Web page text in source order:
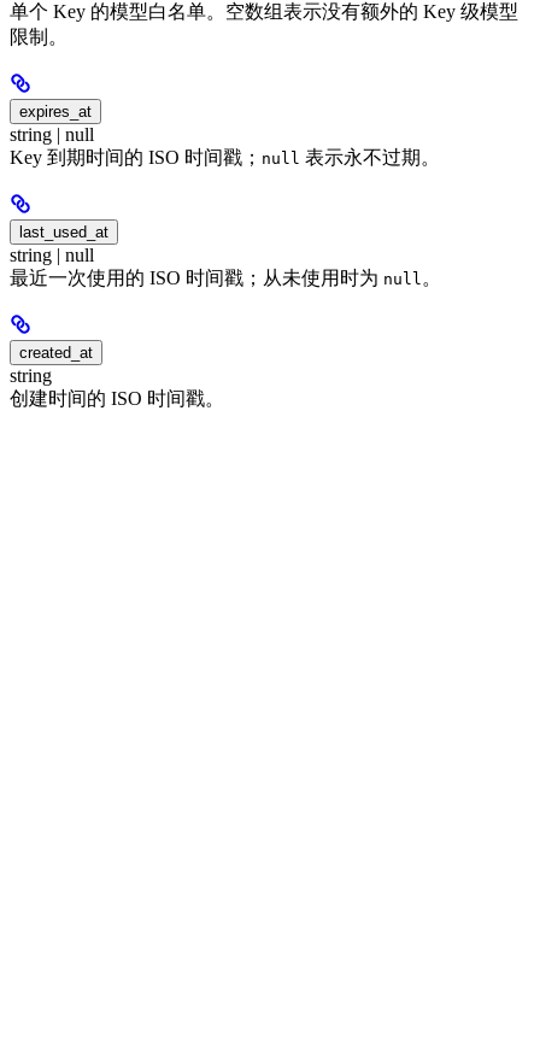
单个 Key 的模型白名单。空数组表示没有额外的 Key 级模型
限制。
expires_at
string | null
Key 到期时间的 ISO 时间戳； null 表示永不过期。
last_used_at
string | null
最近一次使用的 ISO 时间戳；从未使用时为 null 。
created_at
string
创建时间的 ISO 时间戳。